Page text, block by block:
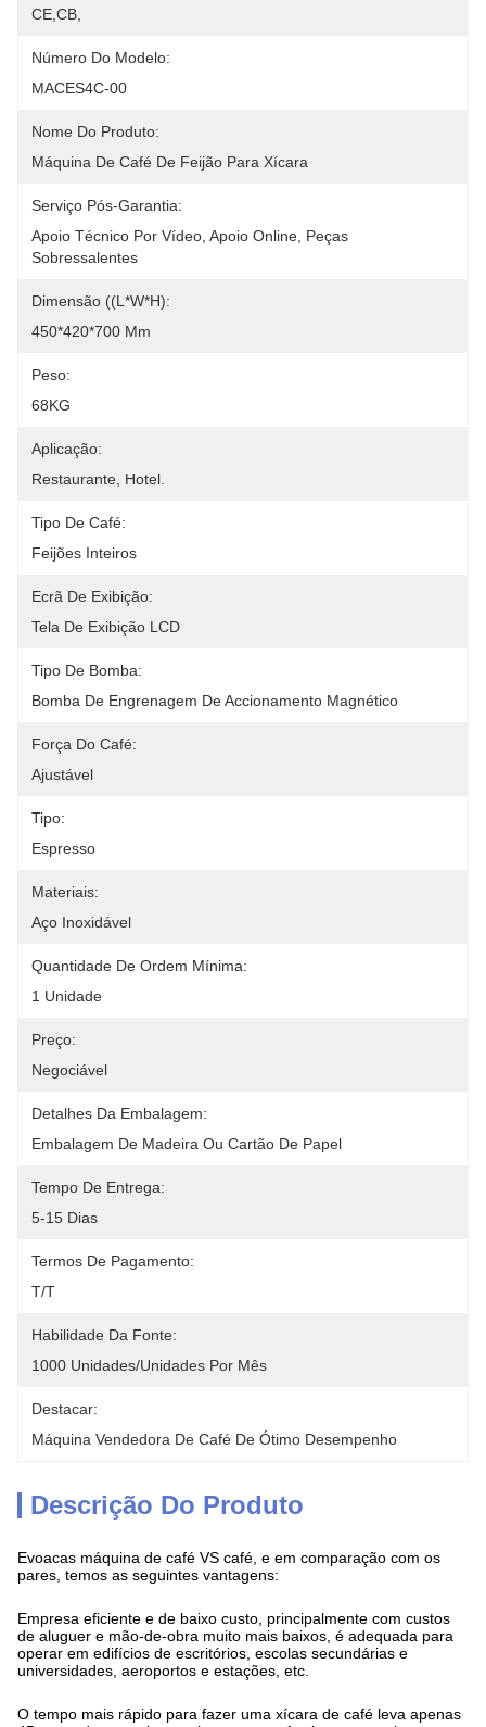
CE,CB,
Número Do Modelo:
MACES4C-00
Nome Do Produto:
Máquina De Café De Feijão Para Xícara
Serviço Pós-Garantia:
Apoio Técnico Por Vídeo, Apoio Online, Peças
Sobressalentes
Dimensão ((L*W*H):
450*420*700 Mm
Peso:
68KG
Aplicação:
Restaurante, Hotel.
Tipo De Café:
Feijões Inteiros
Ecrã De Exibição:
Tela De Exibição LCD
Tipo De Bomba:
Bomba De Engrenagem De Accionamento Magnético
Força Do Café:
Ajustável
Tipo:
Espresso
Materiais:
Aço Inoxidável
Quantidade De Ordem Mínima:
1 Unidade
Preço:
Negociável
Detalhes Da Embalagem:
Embalagem De Madeira Ou Cartão De Papel
Tempo De Entrega:
5-15 Dias
Termos De Pagamento:
T/T
Habilidade Da Fonte:
1000 Unidades/unidades Por Mês
Destacar:
Máquina Vendedora De Café De Ótimo Desempenho
Descrição Do Produto
Evoacas máquina de café VS café, e em comparação com os
pares, temos as seguintes vantagens:
Empresa eficiente e de baixo custo, principalmente com custos
de aluguer e mão-de-obra muito mais baixos, é adequada para
operar em edifícios de escritórios, escolas secundárias e
universidades, aeroportos e estações, etc.
O tempo mais rápido para fazer uma xícara de café leva apenas